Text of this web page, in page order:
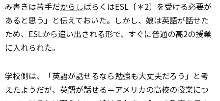
み書きは苦手だからしばらくはESL〔＊2〕を受ける必要が
あると思う」と伝えておいた。しかし、娘は英語が話せた
ため、ESLから追い出される形で、すぐに普通の高2の授業
に入れられた。
学校側は、「英語が話せるなら勉強も大丈夫だろう」と考
えたようだが、英語が話せる＝アメリカの高校の授業につ